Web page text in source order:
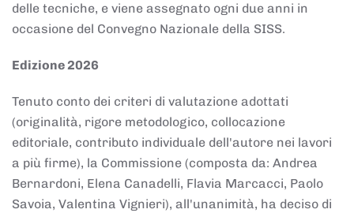
delle tecniche, e viene assegnato ogni due anni in
occasione del Convegno Nazionale della SISS.
Edizione 2026
Tenuto conto dei criteri di valutazione adottati
(originalità, rigore metodologico, collocazione
editoriale, contributo individuale dell'autore nei lavori
a più firme), la Commissione (composta da: Andrea
Bernardoni, Elena Canadelli, Flavia Marcacci, Paolo
Savoia, Valentina Vignieri), all'unanimità, ha deciso di